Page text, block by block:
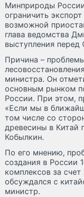
Минприроды
ограничить
возможной
глава ведомства
выступления
Причина –
министра. Он
основным рынком
России. При этом,
«Если мы в
том числе со
древесины в Китай
Кобылкин.
По его мнению,
создания в России
комплексов за
обсуждался с
министр.